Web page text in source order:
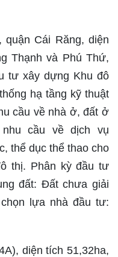
Cái Răng, diện
Thạnh và Phú Thứ,
tư xây dựng Khu đô
hạ tầng kỹ thuật
cầu về nhà ở, đất ở
cầu về dịch vụ
thể dục thể thao cho
thị. Phân kỳ đầu tư
đất: Đất chưa giải
lựa nhà đầu tư:
diện tích 51,32ha,